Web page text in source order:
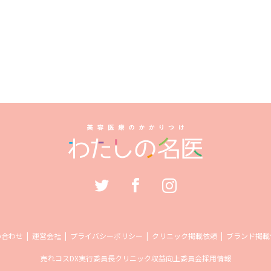
わせ 運営会社 プライバシーポリシー クリニック掲載依頼 ブランド掲
売れコスDX実行委員長クリニック収益向上委員会採用情報